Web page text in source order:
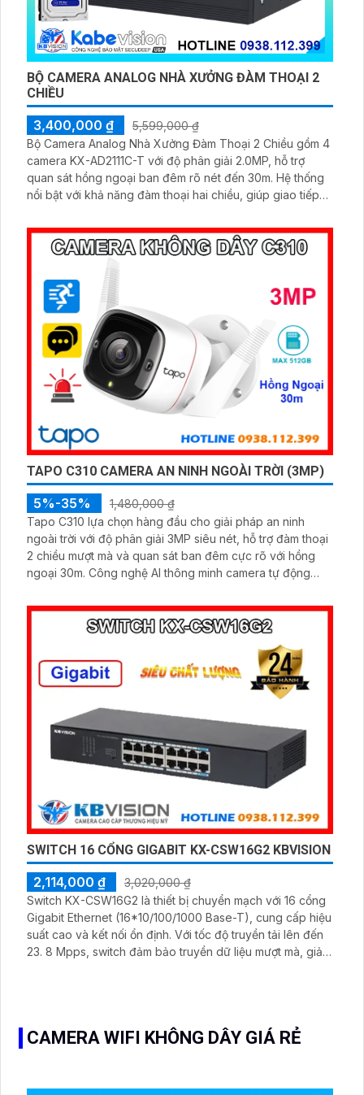
BỘ CAMERA ANALOG NHÀ XƯỞNG ĐÀM THOẠI 2
CHIỀU
3,400,000 ₫
5,599,000 ₫
Bộ Camera Analog Nhà Xưởng Đàm Thoại 2 Chiều gồm 4
camera KX-AD2111C-T với độ phân giải 2.0MP, hỗ trợ
quan sát hồng ngoại ban đêm rõ nét đến 30m. Hệ thống
nổi bật với khả năng đàm thoại hai chiều, giúp giao tiếp
TAPO C310 CAMERA AN NINH NGOÀI TRỜI (3MP)
5%-35%
1,480,000 ₫
Tapo C310 lựa chọn hàng đầu cho giải pháp an ninh
ngoài trời với độ phân giải 3MP siêu nét, hỗ trợ đàm thoại
2 chiều mượt mà và quan sát ban đêm cực rõ với hồng
ngoại 30m. Công nghệ AI thông minh camera tự động
thời, bảo vệ an toàn tuyệt đối.
SWITCH 16 CỔNG GIGABIT KX-CSW16G2 KBVISION
2,114,000 ₫
3,020,000 ₫
Switch KX-CSW16G2 là thiết bị chuyển mạch với 16 cổng
Gigabit Ethernet (16*10/100/1000 Base-T), cung cấp hiệu
suất cao và kết nối ổn định. Với tốc độ truyền tải lên đến
23. 8 Mpps, switch đảm bảo truyền dữ liệu mượt mà, giảm
CAMERA WIFI KHÔNG DÂY GIÁ RẺ